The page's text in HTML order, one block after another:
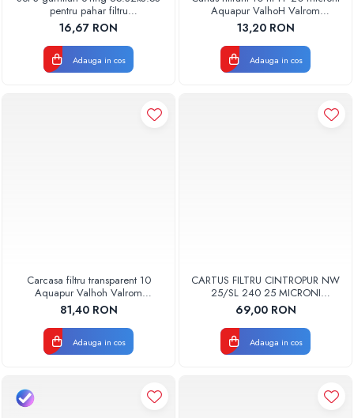
pentru pahar filtru
AQUA06030000000
16,67 RON
Adauga in cos
Aquapur ValhoH Valrom
AQUA07000210020
13,20 RON
Adauga in cos
Carcasa filtru transparent 10
Aquapur Valhoh Valrom
AQUA00110001032
81,40 RON
Adauga in cos
CARTUS FILTRU CINTROPUR NW
25/SL 240 25 MICRONI
MANSOANE FILTRARE SET 5BUC
69,00 RON
Adauga in cos